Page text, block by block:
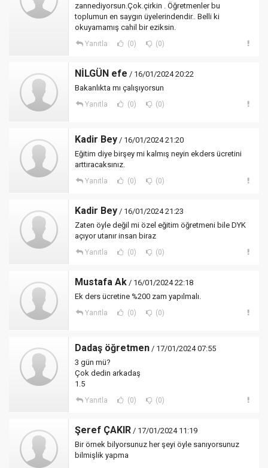
zannediyorsun.Çok.çirkin . Öğretmenler bu
toplumun en saygın üyelerindendir.. Belli ki
okuyamamış cahil bir eziksin.
Yanıtla (0) (0)
NİLGÜN efe / 16/01/2024 20:22
Bakanlıkta mı çalışıyorsun
Yanıtla (0) (0)
Kadir Bey / 16/01/2024 21:20
Eğitim diye birşey mi kalmış neyin ekders ücretini
arttıracaksınız.
Yanıtla (0) (0)
Kadir Bey / 16/01/2024 21:23
Zaten öyle değil mi özel eğitim öğretmeni bile DYK
açıyor utanır insan biraz
Yanıtla (0) (0)
Mustafa Ak / 16/01/2024 22:18
Ek ders ücretine %200 zam yapılmalı.
Yanıtla (0) (0)
Dadaş öğretmen / 17/01/2024 07:55
3 gün mü?
Çok dedin arkadaş
1.5
Yanıtla (0) (0)
Şeref ÇAKIR / 17/01/2024 11:19
Bir örnek bilyorsunuz her şeyi öyle sanıyorsunuz
bilmişlik yapma